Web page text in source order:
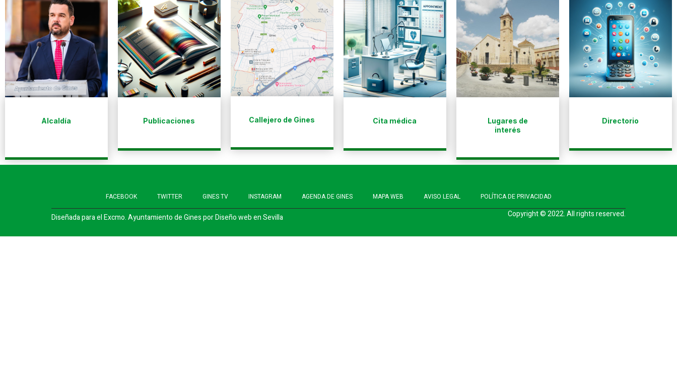
Alcaldía Publicaciones Callejero de Gines Cita médica
Lugares de
interés
Directorio
FACEBOOK TWITTER GINES TV INSTAGRAM AGENDA DE GINES MAPA WEB AVISO LEGAL POLÍTICA DE PRIVACIDAD
Diseñada para el Excmo. Ayuntamiento de Gines porDiseño web en Sevilla Copyright © 2022. All rights reserved.